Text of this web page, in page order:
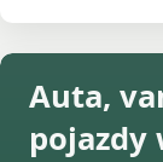
Auta,